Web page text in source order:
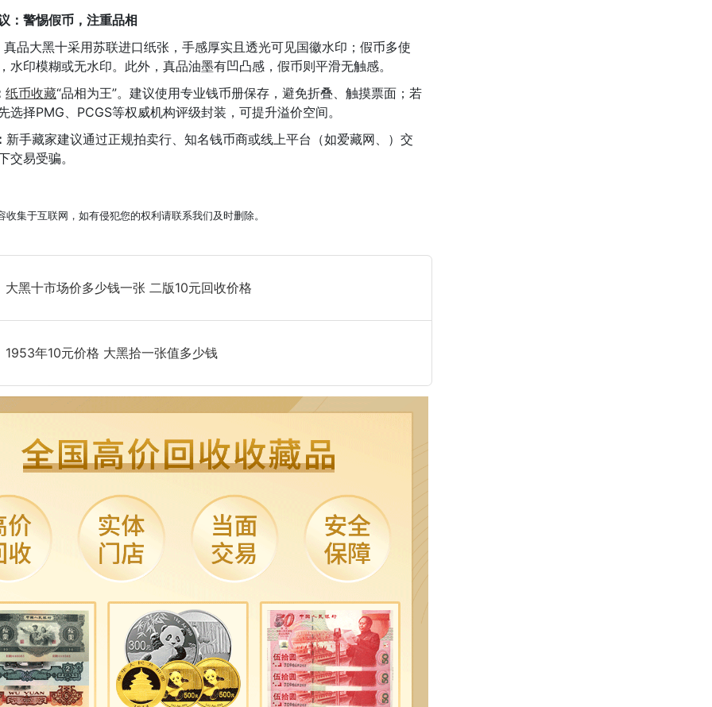
：警惕假币，注重品相
真品大黑十采用苏联进口纸张，手感厚实且透光可见国徽水印；假币多使
水印模糊或无水印。此外，真品油墨有凹凸感，假币则平滑无触感。
纸币收藏“品相为王”。建议使用专业钱币册保存，避免折叠、触摸票面；若
选择PMG、PCGS等权威机构评级封装，可提升溢价空间。
新手藏家建议通过正规拍卖行、知名钱币商或线上平台（如爱藏网、）交
交易受骗。
收集于互联网，如有侵犯您的权利请联系我们及时删除。
大黑十市场价多少钱一张 二版10元回收价格
1953年10元价格 大黑拾一张值多少钱